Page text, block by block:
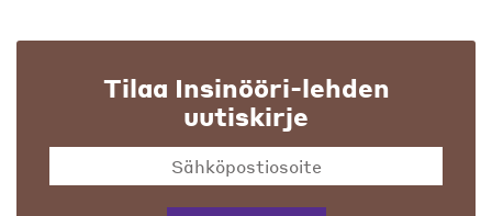
Tilaa Insinööri-lehden
uutiskirje